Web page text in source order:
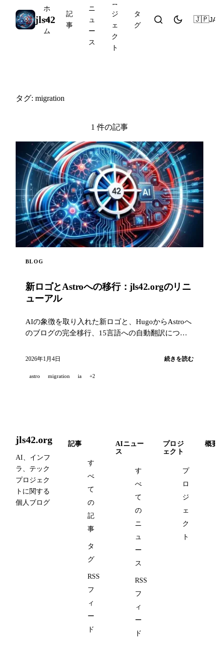
jls42
ホ
ー
ム
記
事
ニ
ュ
ー
ス
ロ
ジ
ェ
ク
ト
タ
グ
🇯🇵JA
タグ: migration
1 件の記事
BLOG
新ロゴとAstroへの移行：jls42.orgのリニ
ューアル
AIの象徴を取り入れた新ロゴと、HugoからAstroへ
のブログの完全移行、15言語への自動翻訳につい
2026年1月4日 続きを読む
astro migration ia +2
jls42.org
AI、インフ
ラ、テック
プロジェク
トに関する
個人ブログ
記事
す
べ
て
の
記
事
タ
グ
RSS
フ
ィ
ー
ド
AIニュー
ス
す
べ
て
の
ニ
ュ
ー
ス
RSS
フ
ィ
ー
ド
プロジ
ェクト
プ
ロ
ジ
ェ
ク
ト
概要